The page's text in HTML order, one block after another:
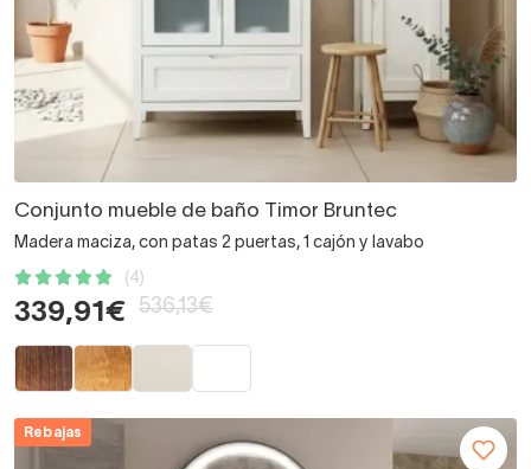
Conjunto mueble de baño Timor Bruntec
Madera maciza, con patas 2 puertas, 1 cajón y lavabo
(4)
339,91€ 536,13€
Rebajas